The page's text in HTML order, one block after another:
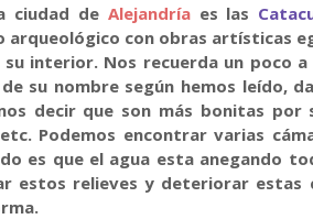
ciudad de Alejandría es las
arqueológico con obras artísticas
interior. Nos recuerda un poco a
su nombre según hemos leído,
decir que son más bonitas por
Podemos encontrar varias
es que el agua esta anegando
estos relieves y deteriorar estas